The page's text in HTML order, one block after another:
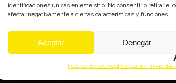
identificaciones únicas en este sitio. No consentir o retirar el
afectar negativamente a ciertas características y funciones.
Aceptar Denegar
Política de cookiesPolítica de Privacidad
Política de Privacidad